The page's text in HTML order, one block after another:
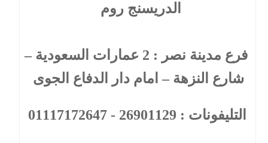
الدريسنج روم
فرع مدينة نصر : 2 عمارات السعودية –
شارع النزهة – امام دار الدفاع الجوى
التليفونات : 26901129 - 01117172647